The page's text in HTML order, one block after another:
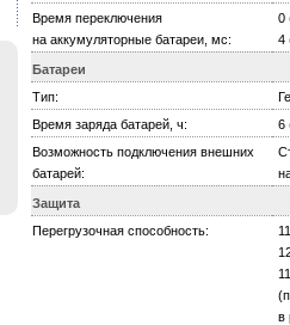
Время переключения
на аккумуляторные батареи, мс:
0
4
Батареи
Тип:
Время заряда батарей, ч:
6
Возможность подключения внешних
батарей:
Защита
Перегрузочная способность:
в